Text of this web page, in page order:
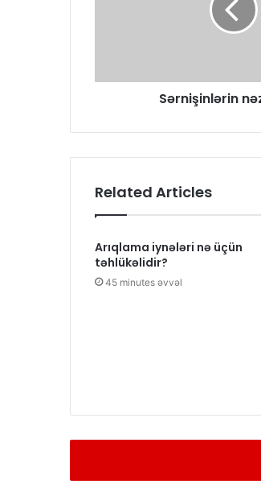
Sərnişinlərin
Related Articles
Arıqlama iynələri nə üçün
təhlükəlidir?
45 minutes əvvəl